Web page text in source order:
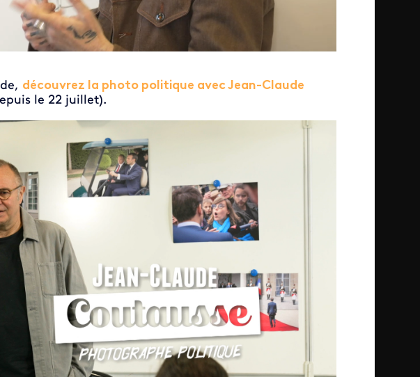
découvrez la photo politique avec Jean-Claude
le 22 juillet).